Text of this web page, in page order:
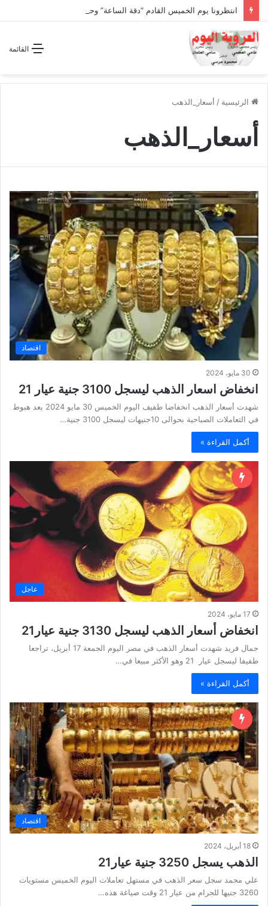
القائمة
الرئيسية / أسعار_الذهب
أسعار_الذهب
اقتصاد
30 مايو، 2024
انخفاض اسعار الذهب ليسجل 3100 جنية عيار 21
شهدت أسعار الذهب انخفاضا طفيف اليوم الخميس 30 مايو 2024 بعد هبوط
في التعاملات الصباحية بحوالى 10جنيهات ليسجل 3100 جنية…
أكمل القراءة »
عاجل
17 مايو، 2024
انخفاض أسعار الذهب ليسجل 3130 جنية عيار21
جمال فريد شهدت أسعار الذهب في مصر اليوم الجمعة 17 أبريل، تراجعا
طفيفا ليسجل عيار 21 وهو الأكثر مبيعا في…
أكمل القراءة »
اقتصاد
18 أبريل، 2024
الذهب يسجل 3250 جنية عيار21
علي محمد سجل سعر الذهب في مستهل تعاملات اليوم الخميس مستويات
3260 جنيها للجرام من عيار 21 وقت صياغة هذه…